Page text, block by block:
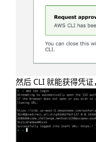
然后 CLI 就能获得凭